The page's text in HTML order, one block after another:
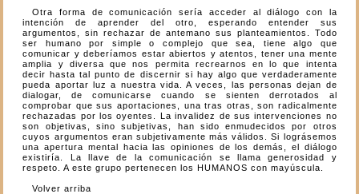
Otra forma de comunicación sería acceder al diálogo con la
intención de aprender del otro, esperando entender sus
argumentos, sin rechazar de antemano sus planteamientos. Todo
ser humano por simple o complejo que sea, tiene algo que
comunicar y deberíamos estar abiertos y atentos, tener una mente
amplia y diversa que nos permita recrearnos en lo que intenta
decir hasta tal punto de discernir si hay algo que verdaderamente
pueda aportar luz a nuestra vida. A veces, las personas dejan de
dialogar, de comunicarse cuando se sienten derrotados al
comprobar que sus aportaciones, una tras otras, son radicalmente
rechazadas por los oyentes. La invalidez de sus intervenciones no
son objetivas, sino subjetivas, han sido enmudecidos por otros
cuyos argumentos eran subjetivamente más válidos. Si lográsemos
una apertura mental hacia las opiniones de los demás, el diálogo
existiría. La llave de la comunicación se llama generosidad y
respeto. A este grupo pertenecen los HUMANOS con mayúscula.
Volver arriba